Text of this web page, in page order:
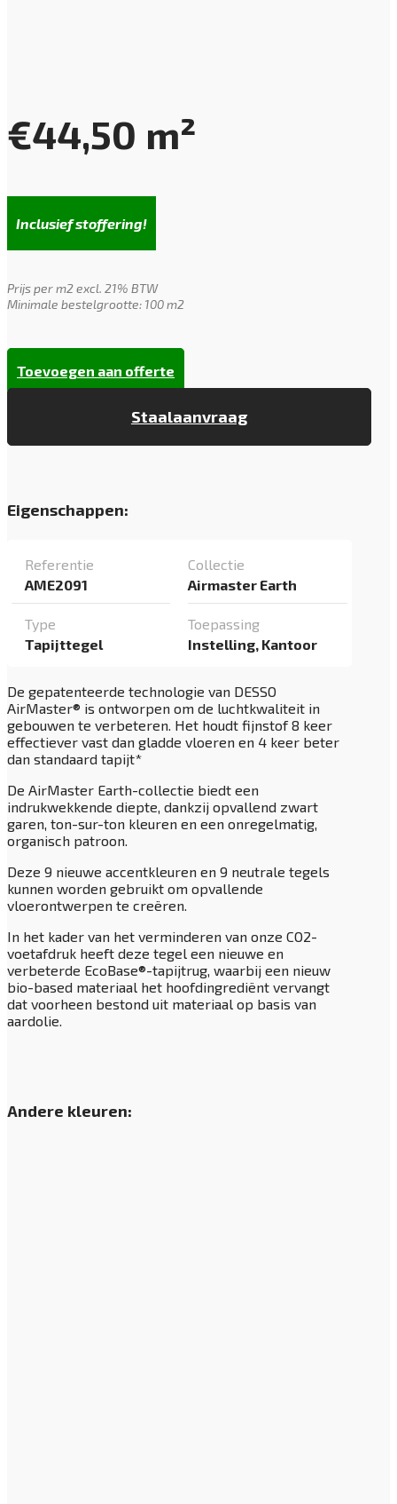
€44,50 m²
Inclusief stoffering!
Prijs per m2 excl. 21% BTW
Minimale bestelgrootte: 100 m2
Staalaanvraag
Toevoegen aan offerte
Eigenschappen:
Referentie
AME2091
Collectie
Airmaster Earth
Type
Tapijttegel
Toepassing
Instelling, Kantoor
De gepatenteerde technologie van DESSO
AirMaster® is ontworpen om de luchtkwaliteit in
gebouwen te verbeteren. Het houdt fijnstof 8 keer
effectiever vast dan gladde vloeren en 4 keer beter
dan standaard tapijt*
De AirMaster Earth-collectie biedt een
indrukwekkende diepte, dankzij opvallend zwart
garen, ton-sur-ton kleuren en een onregelmatig,
organisch patroon.
Deze 9 nieuwe accentkleuren en 9 neutrale tegels
kunnen worden gebruikt om opvallende
vloerontwerpen te creëren.
In het kader van het verminderen van onze CO2-
voetafdruk heeft deze tegel een nieuwe en
verbeterde EcoBase®-tapijtrug, waarbij een nieuw
bio-based materiaal het hoofdingrediënt vervangt
dat voorheen bestond uit materiaal op basis van
aardolie.
Andere kleuren: